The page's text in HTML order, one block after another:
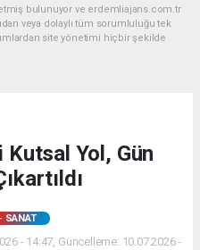
bulunuyor ve erdemliajans.com.tr
veya dolaylı tüm sorumluluğu tek
site yönetimi hiçbir şekilde
Kutsal Yol, Gün
SANAT
- 14:47, Güncelleme: 10.07.2026 -